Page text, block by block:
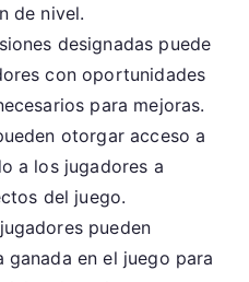
de nivel.
designadas puede
con oportunidades
para mejoras.
otorgar acceso a
a los jugadores a
del juego.
pueden
ganada en el juego para